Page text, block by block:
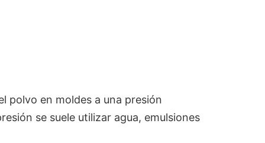
polvo en moldes a una presión
se suele utilizar agua, emulsiones